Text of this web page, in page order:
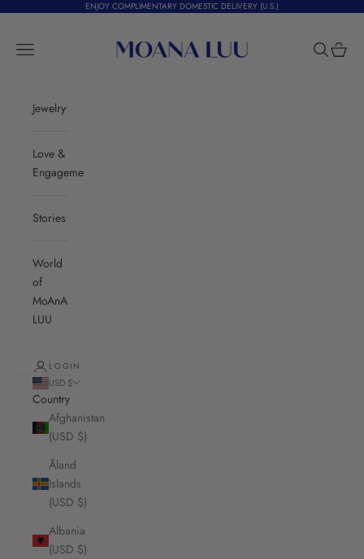
ENJOY COMPLIMENTARY DOMESTIC DELIVERY (U.S.)
Navigation menu
Search
Cart
Jewelry
Love &
Engagement
Stories
World
of
MoAnA
LUU
LOGIN
USD $
Country
Afghanistan
(USD $)
Åland
Islands
(USD $)
Albania
(USD $)